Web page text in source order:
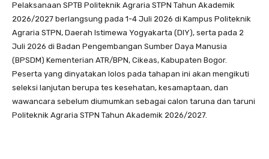
Pelaksanaan SPTB Politeknik Agraria STPN Tahun Akademik
2026/2027 berlangsung pada 1-4 Juli 2026 di Kampus Politeknik
Agraria STPN, Daerah Istimewa Yogyakarta (DIY), serta pada 2
Juli 2026 di Badan Pengembangan Sumber Daya Manusia
(BPSDM) Kementerian ATR/BPN, Cikeas, Kabupaten Bogor.
Peserta yang dinyatakan lolos pada tahapan ini akan mengikuti
seleksi lanjutan berupa tes kesehatan, kesamaptaan, dan
wawancara sebelum diumumkan sebagai calon taruna dan taruni
Politeknik Agraria STPN Tahun Akademik 2026/2027.